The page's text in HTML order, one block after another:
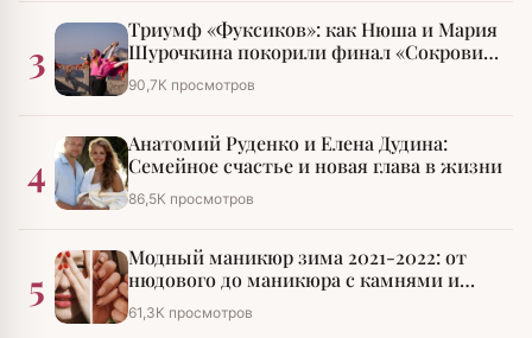
3
Триумф «Фуксиков»: как Нюша и Мария
Шурочкина покорили финал «Сокровищ
императора»
90,7К просмотров
4
Анатомий Руденко и Елена Дудина:
Семейное счастье и новая глава в жизни
86,5К просмотров
5
Модный маникюр зима 2021-2022: от
нюдового до маникюра с камнями и
стразами
61,3К просмотров